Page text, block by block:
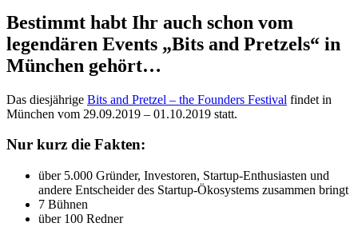
Bestimmt habt Ihr auch schon vom
legendären Events „Bits and Pretzels“ in
München gehört…
Das diesjährige Bits and Pretzel – the Founders Festival findet in
München vom 29.09.2019 – 01.10.2019 statt.
Nur kurz die Fakten:
über 5.000 Gründer, Investoren, Startup-Enthusiasten und
andere Entscheider des Startup-Ökosystems zusammen bringt
7 Bühnen
über 100 Redner